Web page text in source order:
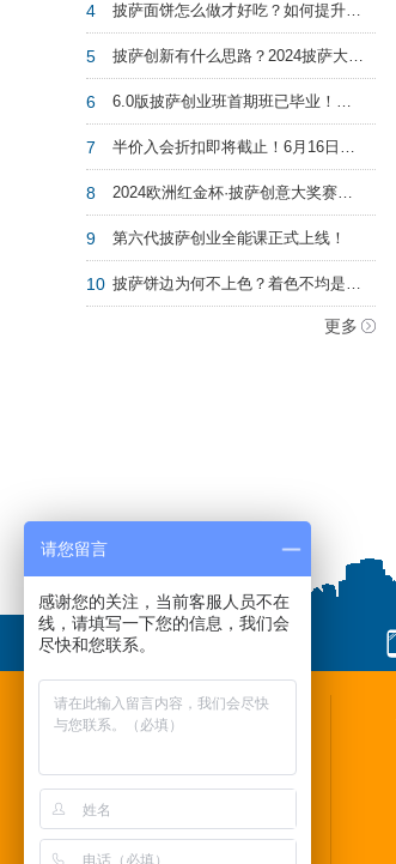
4 披萨面饼怎么做才好吃？如何提升披萨饼的风味？
5 披萨创新有什么思路？2024披萨大赛创意作品集给你灵感！
6 6.0版披萨创业班首期班已毕业！第二期开放报名！
7 半价入会折扣即将截止！6月16日起恢复原价！速度捡漏！
8 2024欧洲红金杯·披萨创意大奖赛圆满结束！期待下次再会！
9 第六代披萨创业全能课正式上线！
10 披萨饼边为何不上色？着色不均是什么缘故？
更多
请您留言
感谢您的关注，当前客服人员不在
线，请填写一下您的信息，我们会
尽快和您联系。